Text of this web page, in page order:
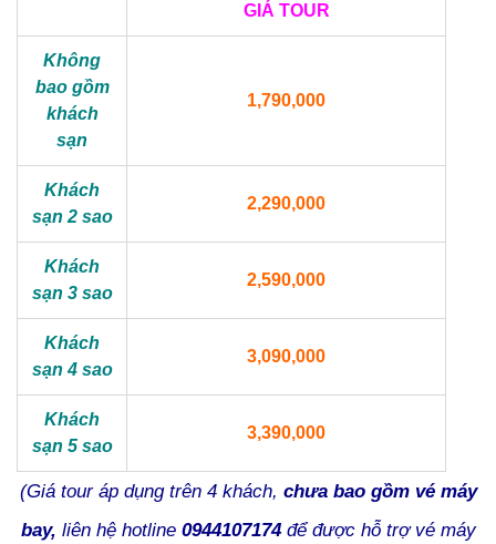
GIÁ TOUR
Không
bao gồm
khách
sạn
1,790,000
Khách
sạn 2 sao
2,290,000
Khách
sạn 3 sao
2,590,000
Khách
sạn 4 sao
3,090,000
Khách
sạn 5 sao
3,390,000
(Giá tour áp dụng trên 4 khách, chưa bao gồm vé máy
bay, liên hệ hotline 0944107174để được hỗ trợ vé máy